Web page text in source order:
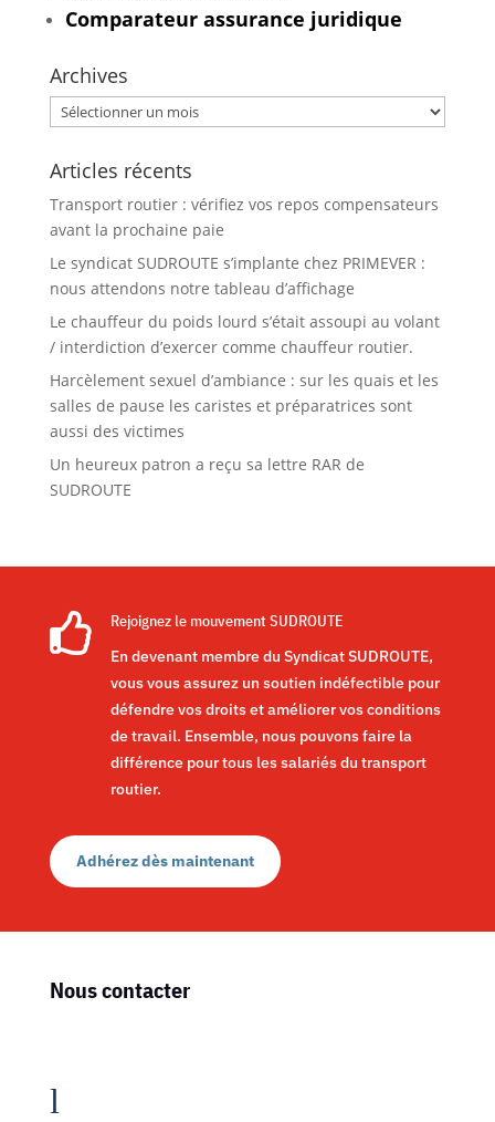
Comparateur assurance juridique
Archives
Archives
Articles récents
Transport routier : vérifiez vos repos compensateurs
avant la prochaine paie
Le syndicat SUDROUTE s’implante chez PRIMEVER :
nous attendons notre tableau d’affichage
Le chauffeur du poids lourd s’était assoupi au volant
/ interdiction d’exercer comme chauffeur routier.
Harcèlement sexuel d’ambiance : sur les quais et les
salles de pause les caristes et préparatrices sont
aussi des victimes
Un heureux patron a reçu sa lettre RAR de
SUDROUTE

Rejoignez le mouvement SUDROUTE
En devenant membre du Syndicat SUDROUTE,
vous vous assurez un soutien indéfectible pour
défendre vos droits et améliorer vos conditions
de travail. Ensemble, nous pouvons faire la
différence pour tous les salariés du transport
routier.
Adhérez dès maintenant
Nous contacter
l